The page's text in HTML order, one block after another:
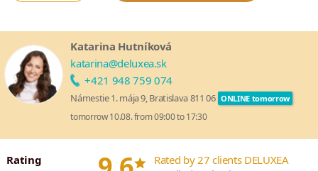
výlety i další služby, díky nimž si můžete svůj pobyt na
Maledivách užít naplno.
Varu by Atmosphere patří do kategorie pětihvězdičkových
resortů. Nachází se pouze 38 km od letiště a zajištěný transfer
motorovým rychlo-člunem nezabere déle než 40 minut.
Katarina Hutníková
katarina@deluxea.sk
+421 948 759 074
Námestie 1. mája 9, Bratislava 811 06 ONLINE tomorrow
tomorrow 10.08. from 09:00 to 17:30
Rating
Rated by 27 clients DELUXEA